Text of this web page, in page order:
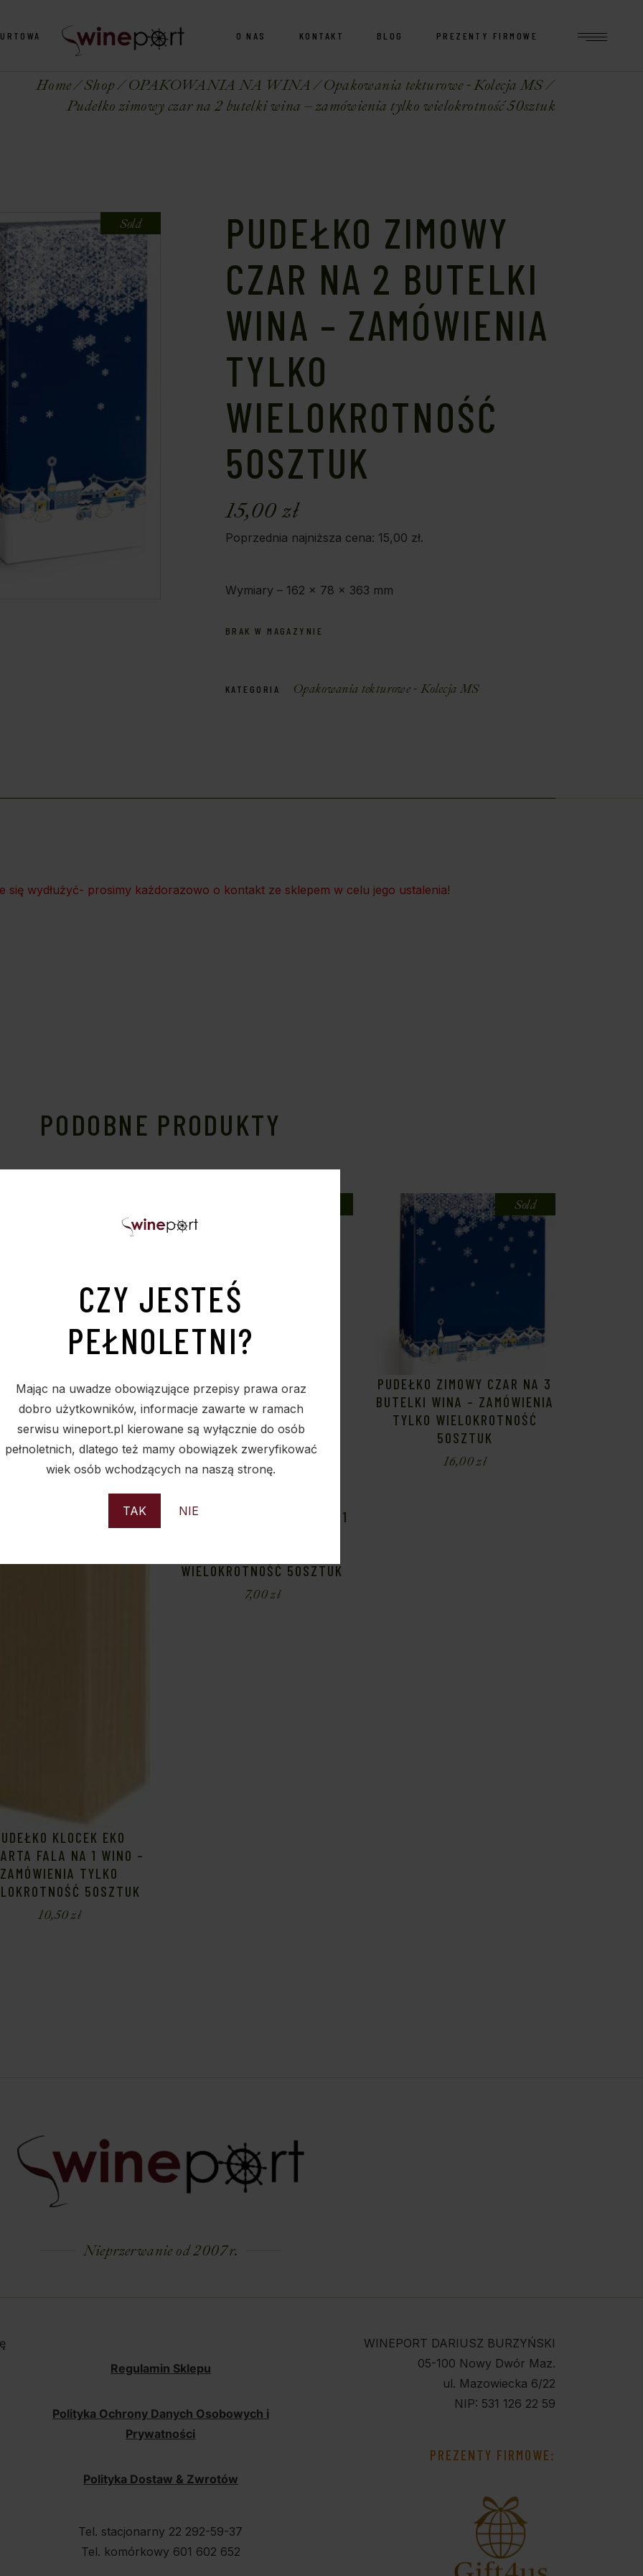
CZY JESTEŚ
PEŁNOLETNI?
Mając na uwadze obowiązujące przepisy prawa oraz
dobro użytkowników, informacje zawarte w ramach
serwisu wineport.pl kierowane są wyłącznie do osób
pełnoletnich, dlatego też mamy obowiązek zweryfikować
wiek osób wchodzących na naszą stronę.
TAK NIE
O NAS KONTAKT BLOG PREZENTY FIRMOWE
Home Shop OPAKOWANIA NA WINA
Opakowania tekturowe - Kolecja MS
Pudełko zimowy czar na 2 butelki wina – zamówienia tylko wielokrotność 50sztuk
Sold
PUDEŁKO ZIMOWY
CZAR NA 2 BUTELKI
WINA – ZAMÓWIENIA
TYLKO
WIELOKROTNOŚĆ
50SZTUK
15,00zł
Poprzednia najniższa cena: 15,00 zł.
Wymiary – 162 x 78 x 363 mm
BRAK W MAGAZYNIE
KATEGORIA Opakowania tekturowe - Kolecja MS
się wydłużyć- prosimy każdorazowo o kontakt ze sklepem w celu jego ustalenia!
PODOBNE PRODUKTY
KLOCEK EKO
FALA NA 1 WINO –
ZAMÓWIENIA TYLKO
50SZTUK
10,50zł
PUDEŁKO ZIMOWY CZAR NA 1
WIELOKROTNOŚĆ 50SZTUK
7,00zł
Sold
PUDEŁKO ZIMOWY CZAR NA 3
BUTELKI WINA – ZAMÓWIENIA
TYLKO WIELOKROTNOŚĆ
50SZTUK
16,00zł
Nieprzerwanie od 2007 r.
Regulamin Sklepu
Polityka Ochrony Danych Osobowych i
Prywatności
Polityka Dostaw & Zwrotów
Tel. stacjonarny 22 292-59-37
Tel. komórkowy 601 602 652
WINEPORT DARIUSZ BURZYŃSKI
05-100 Nowy Dwór Maz.
ul. Mazowiecka 6/22
NIP: 531 126 22 59
PREZENTY FIRMOWE: